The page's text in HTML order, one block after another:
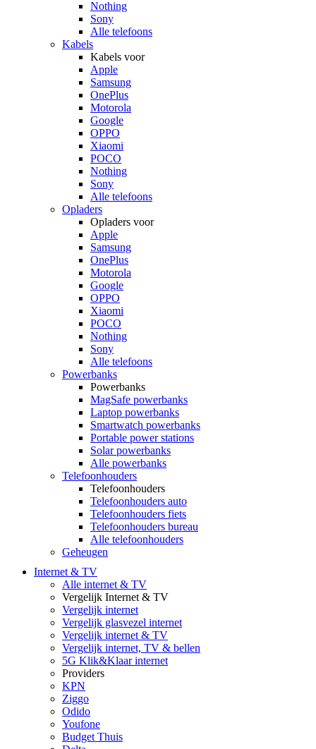
Nothing
Sony
Alle telefoons
Kabels
Kabels voor
Apple
Samsung
OnePlus
Motorola
Google
OPPO
Xiaomi
POCO
Nothing
Sony
Alle telefoons
Opladers
Opladers voor
Apple
Samsung
OnePlus
Motorola
Google
OPPO
Xiaomi
POCO
Nothing
Sony
Alle telefoons
Powerbanks
Powerbanks
MagSafe powerbanks
Laptop powerbanks
Smartwatch powerbanks
Portable power stations
Solar powerbanks
Alle powerbanks
Telefoonhouders
Telefoonhouders
Telefoonhouders auto
Telefoonhouders fiets
Telefoonhouders bureau
Alle telefoonhouders
Geheugen
Internet & TV
Alle internet & TV
Vergelijk Internet & TV
Vergelijk internet
Vergelijk glasvezel internet
Vergelijk internet & TV
Vergelijk internet, TV & bellen
5G Klik&Klaar internet
Providers
KPN
Ziggo
Odido
Youfone
Budget Thuis